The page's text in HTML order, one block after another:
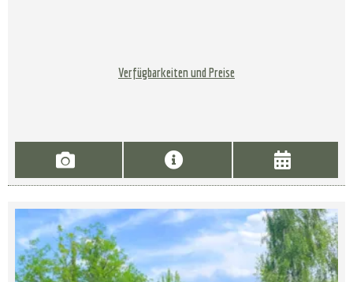
Verfügbarkeiten und Preise